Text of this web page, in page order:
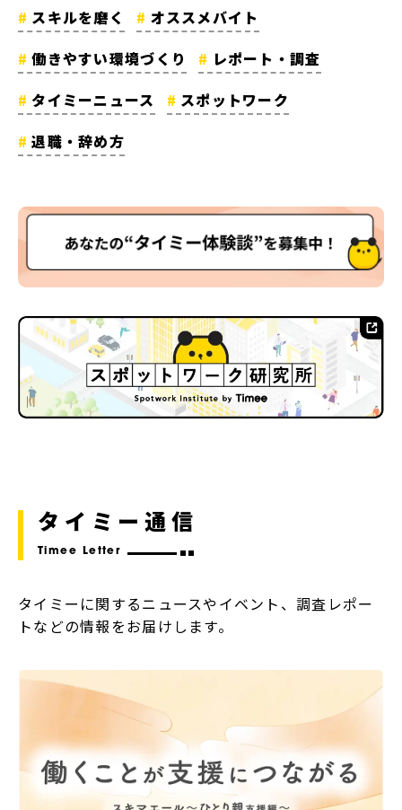
スキルを磨く
オススメバイト
働きやすい環境づくり
レポート・調査
タイミーニュース
スポットワーク
退職・辞め方
タイミー通信
Timee Letter
タイミーに関するニュースやイベント、調査レポー
トなどの情報をお届けします。